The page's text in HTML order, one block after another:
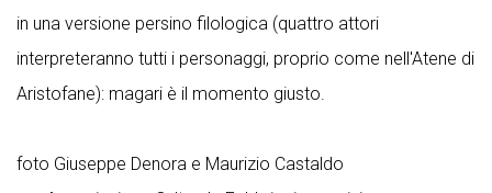
in una versione persino filologica (quattro attori
interpreteranno tutti i personaggi, proprio come nell'Atene di
Aristofane): magari è il momento giusto.
foto Giuseppe Denora e Maurizio Castaldo